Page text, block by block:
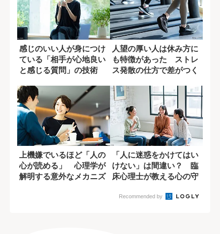
感じのいい人が身につけ
ている「相手が心地良い
と感じる質問」の技術
人望の厚い人は休み方に
も特徴があった ストレ
ス発散の仕方で差がつく
上機嫌でいるほど「人の
心が読める」 心理学が
解明する意外なメカニズ
「人に迷惑をかけてはい
けない」は間違い？ 臨
床心理士が教える心の守
Recommended by